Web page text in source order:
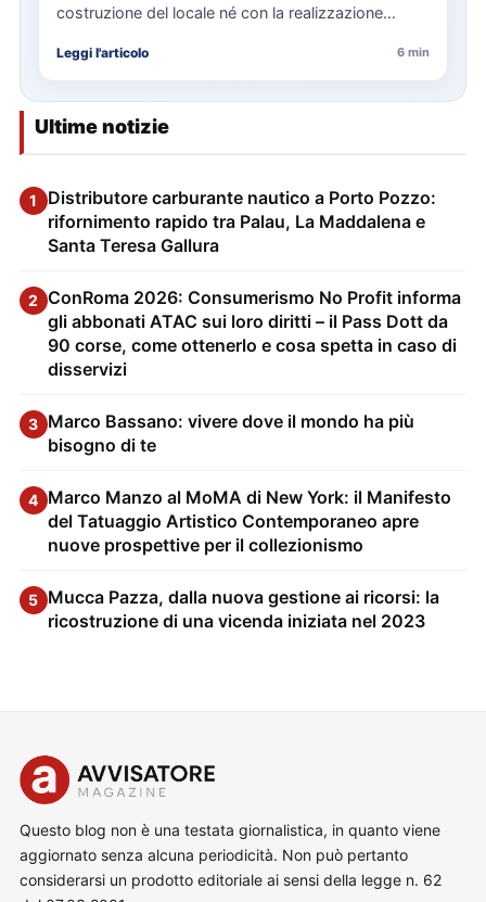
costruzione del locale né con la realizzazione
Leggi l'articolo 6 min
Ultime notizie
1
Distributore carburante nautico a Porto Pozzo:
rifornimento rapido tra Palau, La Maddalena e
Santa Teresa Gallura
2 ConRoma 2026: Consumerismo No Profit informa
gli abbonati ATAC sui loro diritti – il Pass Dott da
90 corse, come ottenerlo e cosa spetta in caso di
disservizi
3 Marco Bassano: vivere dove il mondo ha più
bisogno di te
4 Marco Manzo al MoMA di New York: il Manifesto
del Tatuaggio Artistico Contemporaneo apre
nuove prospettive per il collezionismo
5 Mucca Pazza, dalla nuova gestione ai ricorsi: la
ricostruzione di una vicenda iniziata nel 2023
Questo blog non è una testata giornalistica, in quanto viene
aggiornato senza alcuna periodicità. Non può pertanto
considerarsi un prodotto editoriale ai sensi della legge n. 62